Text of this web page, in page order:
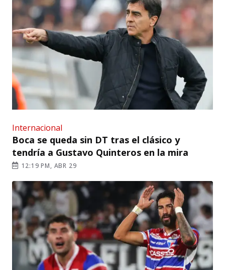
Internacional
Boca se queda sin DT tras el clásico y
tendría a Gustavo Quinteros en la mira
12:19 PM, ABR 29